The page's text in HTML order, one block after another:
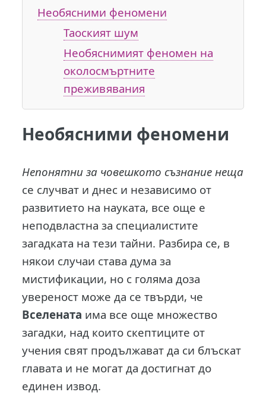
Необясними феномени
Таоският шум
Необяснимият феномен на
околосмъртните
преживявания
Необясними феномени
Непонятни за човешкото съзнание неща
се случват и днес и независимо от
развитието на науката, все още е
неподвластна за специалистите
загадката на тези тайни. Разбира се, в
някои случаи става дума за
мистификации, но с голяма доза
увереност може да се твърди, че
Вселената има все още множество
загадки, над които скептиците от
учения свят продължават да си блъскат
главата и не могат да достигнат до
единен извод.